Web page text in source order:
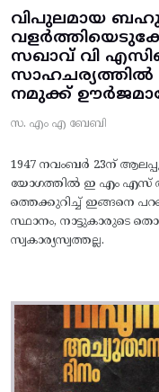
വിപുലമായ
സഖാവ് വി
സാഹചര്യത്തിൽ
നമുക്ക്
സ. എം എ ബേബി
1947 നവംബർ 23ന്
യോഗത്തിൽ ഇ എം എസ്
ത്തെക്കുറിച്ച് ഇങ്ങനെ
സ്ഥാനം, നാട്ടുകാരുടെ
സ്വകാര്യസ്വത്തല്ല.